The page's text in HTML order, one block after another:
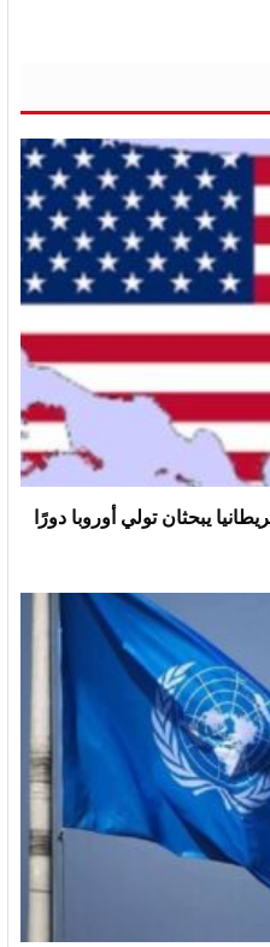
يبحثان تولي أوروبا دورًا